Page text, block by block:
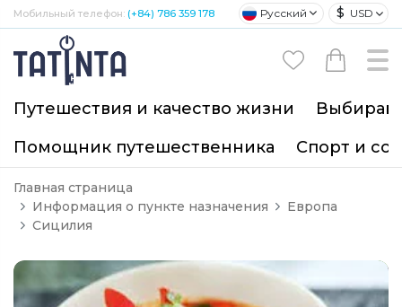
Мобильный телефон: (+84) 786 359 178 Русский $ USD
Путешествия и качество жизни
Помощник путешественника
Спорт и
Главная страница
Информация о пункте назначения
Европа
Сицилия